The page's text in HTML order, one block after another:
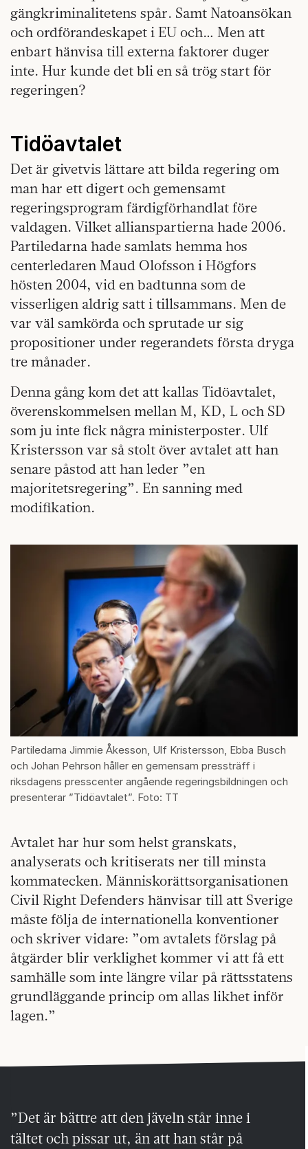
gängkriminalitetens spår. Samt Natoansökan
och ordförandeskapet i EU och… Men att
enbart hänvisa till externa faktorer duger
inte. Hur kunde det bli en så trög start för
regeringen?
Tidöavtalet
Det är givetvis lättare att bilda regering om
man har ett digert och gemensamt
regeringsprogram färdigförhandlat före
valdagen. Vilket allianspartierna hade 2006.
Partiledarna hade samlats hemma hos
centerledaren Maud Olofsson i Högfors
hösten 2004, vid en badtunna som de
visserligen aldrig satt i tillsammans. Men de
var väl samkörda och sprutade ur sig
propositioner under regerandets första dryga
tre månader.
Denna gång kom det att kallas Tidöavtalet,
överenskommelsen mellan M, KD, L och SD
som ju inte fick några ministerposter. Ulf
Kristersson var så stolt över avtalet att han
senare påstod att han leder ”en
majoritetsregering”. En sanning med
modifikation.
Partiledarna Jimmie Åkesson, Ulf Kristersson, Ebba Busch
och Johan Pehrson håller en gemensam pressträff i
riksdagens presscenter angående regeringsbildningen och
presenterar ”Tidöavtalet”. Foto: TT
Avtalet har hur som helst granskats,
analyserats och kritiserats ner till minsta
kommatecken. Människorättsorganisationen
Civil Right Defenders hänvisar till att Sverige
måste följa de internationella konventioner
och skriver vidare: ”om avtalets förslag på
åtgärder blir verklighet kommer vi att få ett
samhälle som inte längre vilar på rättsstatens
grundläggande princip om allas likhet inför
lagen.”
”Det är bättre att den jäveln står inne i
tältet och pissar ut, än att han står på